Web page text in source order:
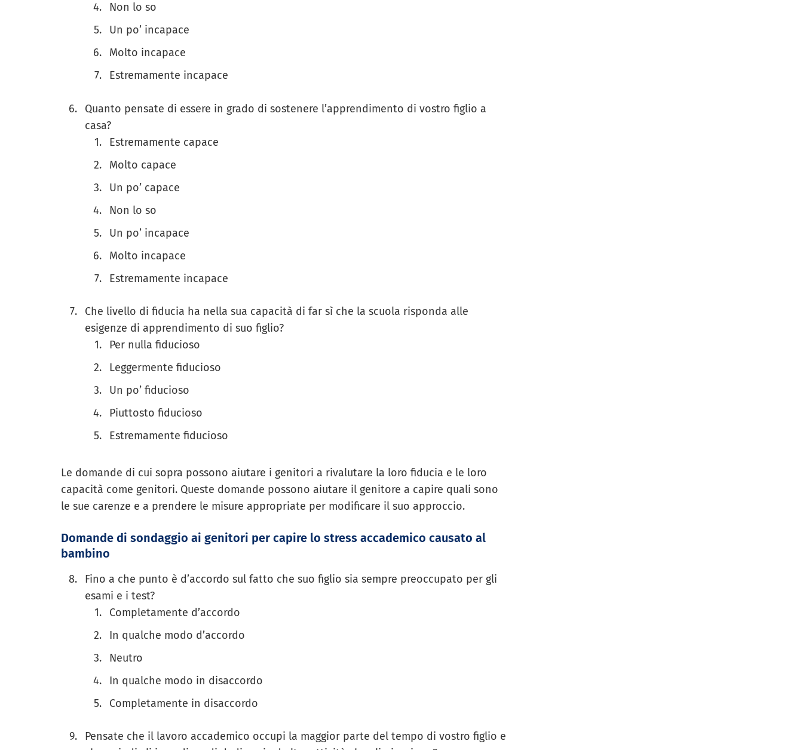
Non lo so
Un po’ incapace
Molto incapace
Estremamente incapace
Quanto pensate di essere in grado di sostenere l’apprendimento di vostro figlio a
casa?
Estremamente capace
Molto capace
Un po’ capace
Non lo so
Un po’ incapace
Molto incapace
Estremamente incapace
Che livello di fiducia ha nella sua capacità di far sì che la scuola risponda alle
esigenze di apprendimento di suo figlio?
Per nulla fiducioso
Leggermente fiducioso
Un po’ fiducioso
Piuttosto fiducioso
Estremamente fiducioso
Le domande di cui sopra possono aiutare i genitori a rivalutare la loro fiducia e le loro
capacità come genitori. Queste domande possono aiutare il genitore a capire quali sono
le sue carenze e a prendere le misure appropriate per modificare il suo approccio.
Domande di sondaggio ai genitori per capire lo stress accademico causato al
bambino
Fino a che punto è d’accordo sul fatto che suo figlio sia sempre preoccupato per gli
esami e i test?
Completamente d’accordo
In qualche modo d’accordo
Neutro
In qualche modo in disaccordo
Completamente in disaccordo
Pensate che il lavoro accademico occupi la maggior parte del tempo di vostro figlio e